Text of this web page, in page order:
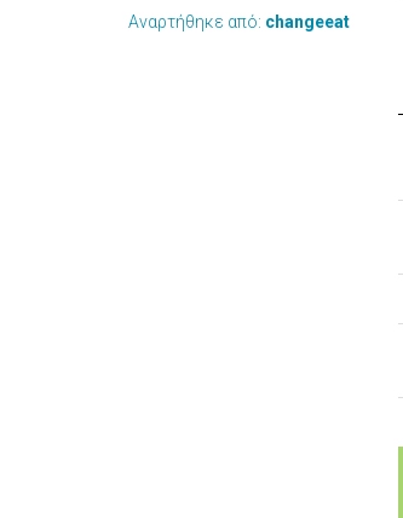
Αναρτήθηκε από: changeeat